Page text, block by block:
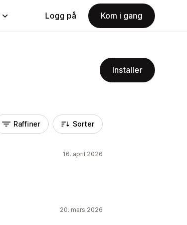
Logg på Kom i gang
Installer
Raffiner Sorter
16. april 2026
20. mars 2026